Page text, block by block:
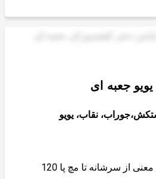
جعبه ای
نقاب، یویو
سایز XLARGE+ به معنی از سرشانه تا مچ پا 120